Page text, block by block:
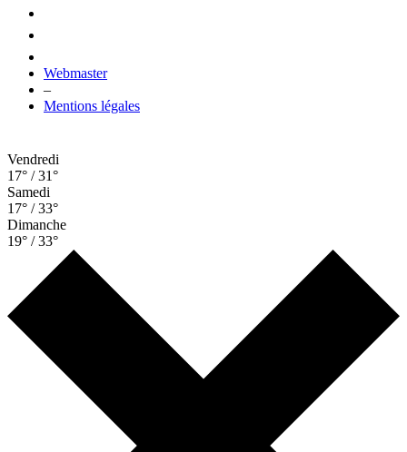
Webmaster
–
Mentions légales
Vendredi
17° / 31°
Samedi
17° / 33°
Dimanche
19° / 33°